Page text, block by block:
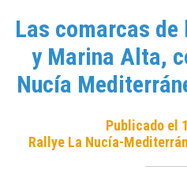
Las comarcas de
y Marina Alta,
Nucía
Publicado el
Rallye La Nucía-